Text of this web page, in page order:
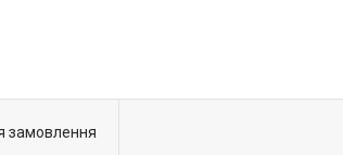
замовлення